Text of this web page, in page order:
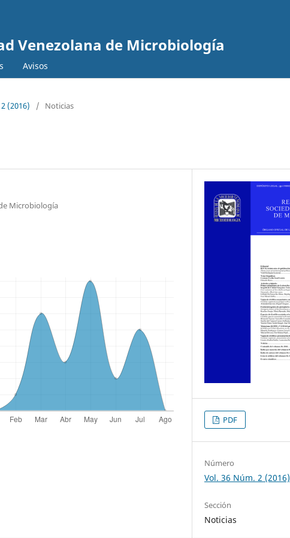
Venezolana de Microbiología
Avisos
(2016) / Noticias
Microbiología
PDF
Número
Vol. 36 Núm. 2 (2016)
Sección
Noticias